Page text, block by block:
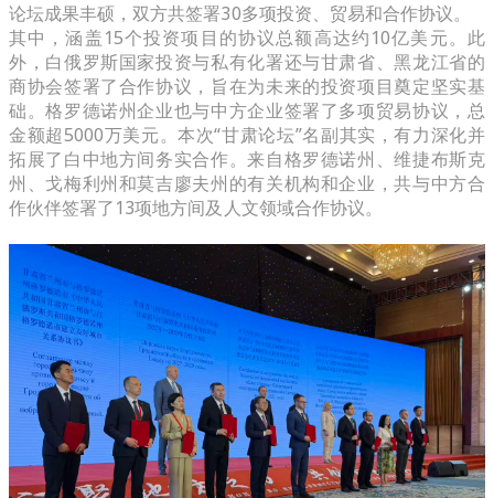
论坛成果丰硕，双方共签署30多项投资、贸易和合作协议。
其中，涵盖15个投资项目的协议总额高达约10亿美元。此
外，白俄罗斯国家投资与私有化署还与甘肃省、黑龙江省的
商协会签署了合作协议，旨在为未来的投资项目奠定坚实基
础。格罗德诺州企业也与中方企业签署了多项贸易协议，总
金额超5000万美元。本次“甘肃论坛”名副其实，有力深化并
拓展了白中地方间务实合作。来自格罗德诺州、维捷布斯克
州、戈梅利州和莫吉廖夫州的有关机构和企业，共与中方合
作伙伴签署了13项地方间及人文领域合作协议。